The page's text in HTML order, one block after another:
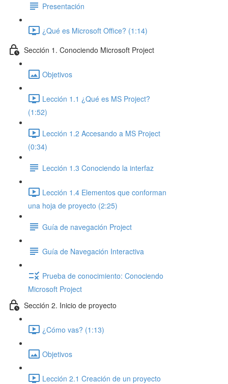
Presentación
¿Qué es Microsoft Office? (1:14)
Sección 1. Conociendo Microsoft Project
Objetivos
Lección 1.1 ¿Qué es MS Project?
(1:52)
Lección 1.2 Accesando a MS Project
(0:34)
Lección 1.3 Conociendo la interfaz
Lección 1.4 Elementos que conforman
una hoja de proyecto (2:25)
Guía de navegación Project
Guía de Navegación Interactiva
Prueba de conocimiento: Conociendo
Microsoft Project
Sección 2. Inicio de proyecto
¿Cómo vas? (1:13)
Objetivos
Lección 2.1 Creación de un proyecto